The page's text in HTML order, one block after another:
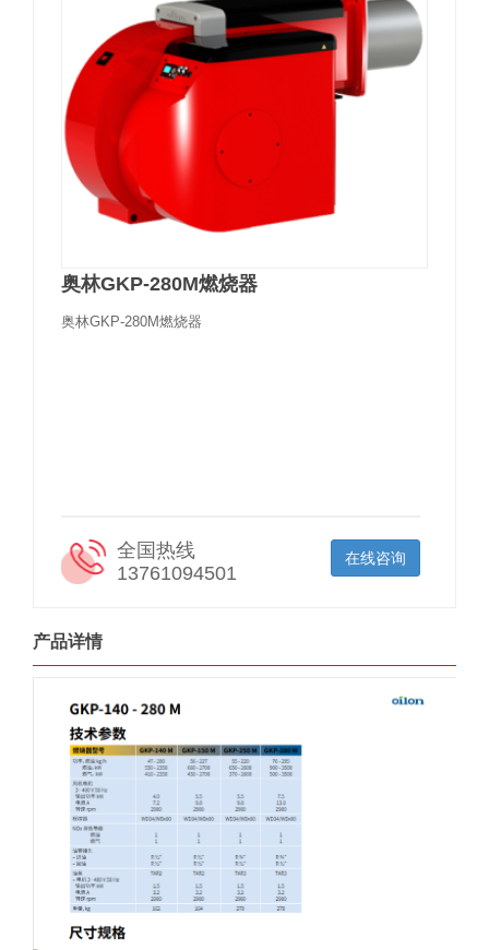
奥林GKP-280M燃烧器
奥林GKP-280M燃烧器
全国热线
13761094501
在线咨询
产品详情